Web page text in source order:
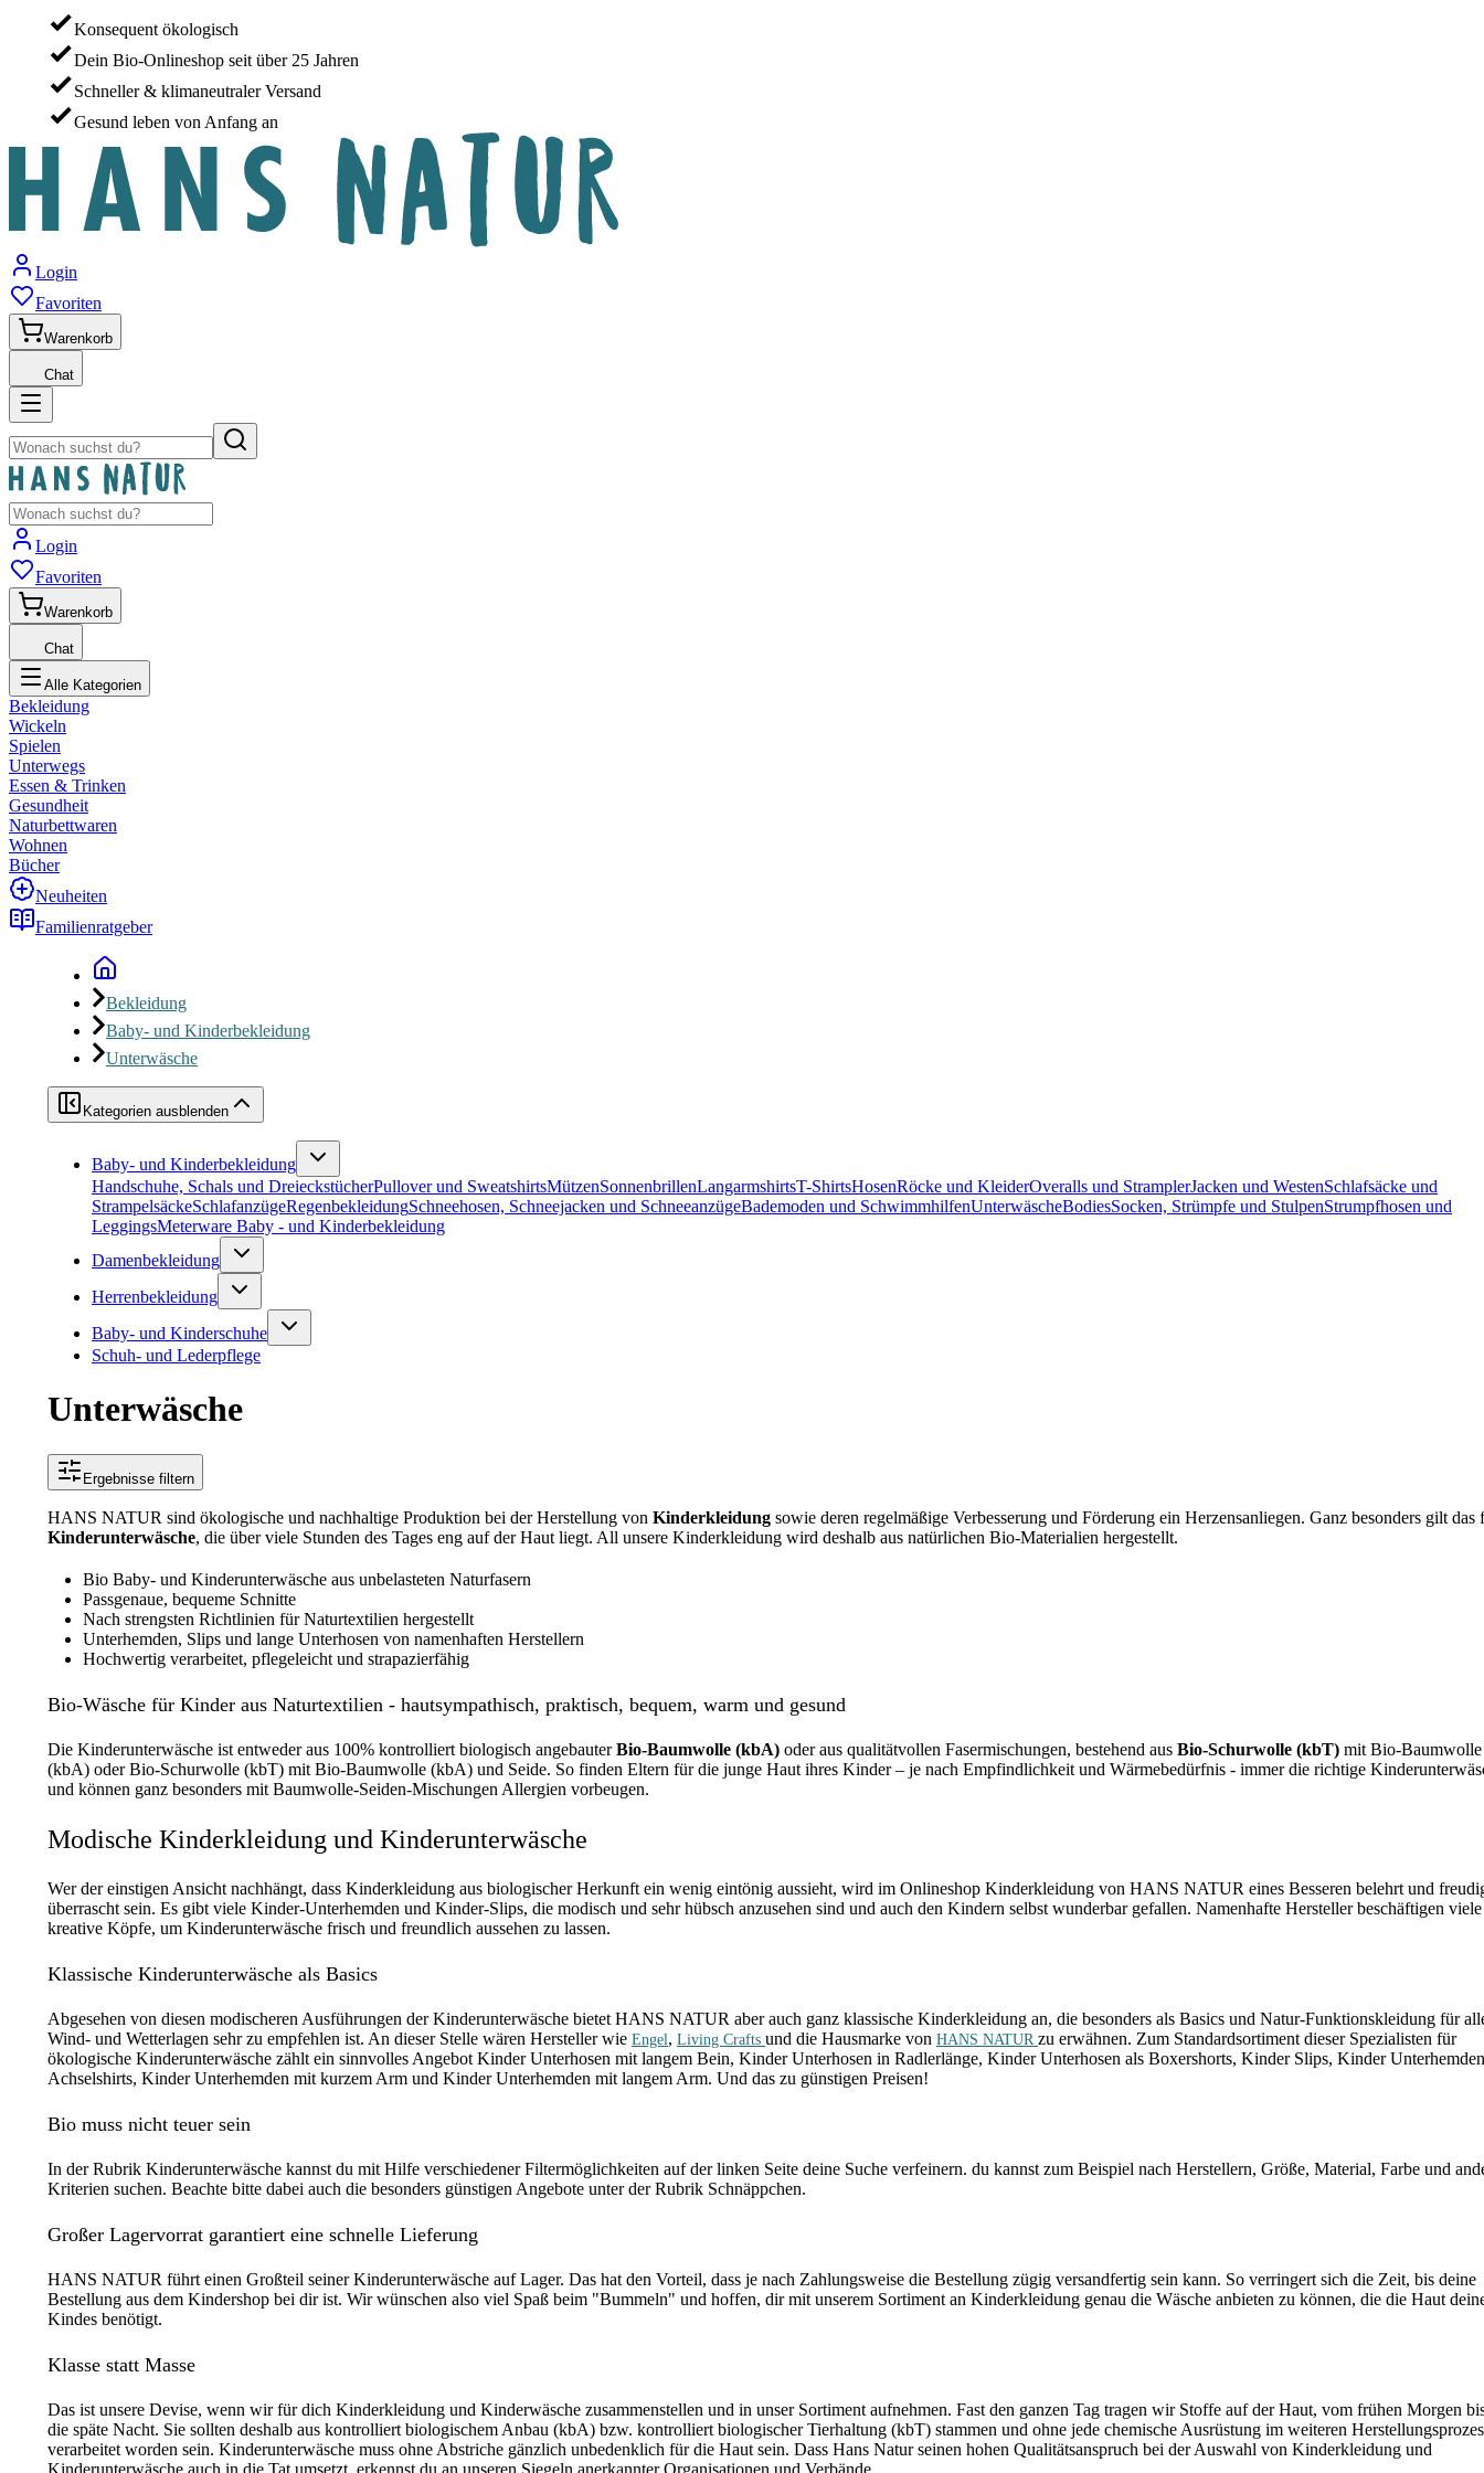
Konsequent ökologisch
Dein Bio-Onlineshop seit über 25 Jahren
Schneller & klimaneutraler Versand
Gesund leben von Anfang an
Login
Favoriten
Warenkorb
Chat
Login
Favoriten
Warenkorb
Chat
Alle Kategorien
Bekleidung
Wickeln
Spielen
Unterwegs
Essen & Trinken
Gesundheit
Naturbettwaren
Wohnen
Bücher
Neuheiten
Familienratgeber
Bekleidung
Baby- und Kinderbekleidung
Unterwäsche
Kategorien ausblenden
Baby- und Kinderbekleidung
Handschuhe, Schals und DreieckstücherPullover und SweatshirtsMützenSonnenbrillenLangarmshirtsT-ShirtsHosenRöcke und KleiderOveralls und StramplerJacken und WestenSchlafsäcke und
StrampelsäckeSchlafanzügeRegenbekleidungSchneehosen, Schneejacken und SchneeanzügeBademoden und SchwimmhilfenUnterwäscheBodiesSocken, Strümpfe und StulpenStrumpfhosen und
LeggingsMeterware Baby - und Kinderbekleidung
Damenbekleidung
Herrenbekleidung
Baby- und Kinderschuhe
Schuh- und Lederpflege
Unterwäsche
Ergebnisse filtern
HANS NATUR sind ökologische und nachhaltige Produktion bei der Herstellung von Kinderkleidung sowie deren regelmäßige Verbesserung und Förderung ein Herzensanliegen. Ganz besonders gilt das
Kinderunterwäsche, die über viele Stunden des Tages eng auf der Haut liegt. All unsere Kinderkleidung wird deshalb aus natürlichen Bio-Materialien hergestellt.
Bio Baby- und Kinderunterwäsche aus unbelasteten Naturfasern
Passgenaue, bequeme Schnitte
Nach strengsten Richtlinien für Naturtextilien hergestellt
Unterhemden, Slips und lange Unterhosen von namenhaften Herstellern
Hochwertig verarbeitet, pflegeleicht und strapazierfähig
Bio-Wäsche für Kinder aus Naturtextilien - hautsympathisch, praktisch, bequem, warm und gesund
Die Kinderunterwäsche ist entweder aus 100% kontrolliert biologisch angebauterBio-Baumwolle (kbA) oder aus qualitätvollen Fasermischungen, bestehend aus Bio-Schurwolle (kbT) mit Bio-Baumwolle
(kbA) oder Bio-Schurwolle (kbT) mit Bio-Baumwolle (kbA) und Seide. So finden Eltern für die junge Haut ihres Kinder – je nach Empfindlichkeit und Wärmebedürfnis - immer die richtige
und können ganz besonders mit Baumwolle-Seiden-Mischungen Allergien vorbeugen.
Modische Kinderkleidung und Kinderunterwäsche
Wer der einstigen Ansicht nachhängt, dass Kinderkleidung aus biologischer Herkunft ein wenig eintönig aussieht, wird im Onlineshop Kinderkleidung von HANS NATUR eines Besseren belehrt und
überrascht sein. Es gibt viele Kinder-Unterhemden und Kinder-Slips, die modisch und sehr hübsch anzusehen sind und auch den Kindern selbst wunderbar gefallen. Namenhafte Hersteller beschäftigen viele
kreative Köpfe, um Kinderunterwäsche frisch und freundlich aussehen zu lassen.
Klassische Kinderunterwäsche als Basics
Abgesehen von diesen modischeren Ausführungen der Kinderunterwäsche bietet HANS NATUR aber auch ganz klassische Kinderkleidung an, die besonders als Basics und Natur-Funktionskleidung für
Wind- und Wetterlagen sehr zu empfehlen ist. An dieser Stelle wären Hersteller wie Engel , Living Crafts und die Hausmarke von HANS NATUR zu erwähnen. Zum Standardsortiment dieser Spezialisten für
ökologische Kinderunterwäsche zählt ein sinnvolles Angebot Kinder Unterhosen mit langem Bein, Kinder Unterhosen in Radlerlänge, Kinder Unterhosen als Boxershorts, Kinder Slips, Kinder
Achselshirts, Kinder Unterhemden mit kurzem Arm und Kinder Unterhemden mit langem Arm. Und das zu günstigen Preisen!
Bio muss nicht teuer sein
In der Rubrik Kinderunterwäsche kannst du mit Hilfe verschiedener Filtermöglichkeiten auf der linken Seite deine Suche verfeinern. du kannst zum Beispiel nach Herstellern, Größe, Material, Farbe und
Kriterien suchen. Beachte bitte dabei auch die besonders günstigen Angebote unter der Rubrik Schnäppchen.
Großer Lagervorrat garantiert eine schnelle Lieferung
HANS NATUR führt einen Großteil seiner Kinderunterwäsche auf Lager. Das hat den Vorteil, dass je nach Zahlungsweise die Bestellung zügig versandfertig sein kann. So verringert sich die Zeit, bis deine
Bestellung aus dem Kindershop bei dir ist. Wir wünschen also viel Spaß beim "Bummeln" und hoffen, dir mit unserem Sortiment an Kinderkleidung genau die Wäsche anbieten zu können, die die Haut
Kindes benötigt.
Klasse statt Masse
Das ist unsere Devise, wenn wir für dich Kinderkleidung und Kinderwäsche zusammenstellen und in unser Sortiment aufnehmen. Fast den ganzen Tag tragen wir Stoffe auf der Haut, vom frühen Morgen
die späte Nacht. Sie sollten deshalb aus kontrolliert biologischem Anbau (kbA) bzw. kontrolliert biologischer Tierhaltung (kbT) stammen und ohne jede chemische Ausrüstung im weiteren
verarbeitet worden sein. Kinderunterwäsche muss ohne Abstriche gänzlich unbedenklich für die Haut sein. Dass Hans Natur seinen hohen Qualitätsanspruch bei der Auswahl von Kinderkleidung und
Kinderunterwäsche auch in die Tat umsetzt, erkennst du an unseren Siegeln anerkannter Organisationen und Verbände.